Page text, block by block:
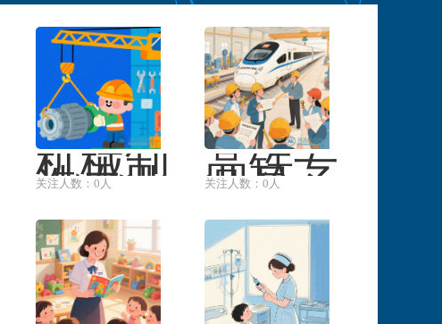
机械制
造专业
是工科
领域的
核心专
业之一
关注人数：0人 高铁专
业是一
个涵盖
多个领
域，为
高铁行
···
关注人数：0人